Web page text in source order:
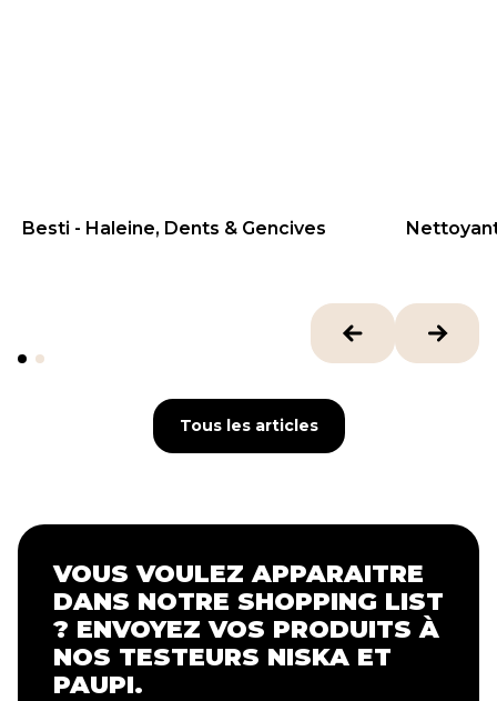
33 €
Besti - Haleine, Dents & Gencives 21.82€
Tous les articles
Tous les articles
VOUS VOULEZ APPARAITRE
DANS NOTRE SHOPPING LIST
? ENVOYEZ VOS PRODUITS À
NOS TESTEURS NISKA ET
PAUPI.